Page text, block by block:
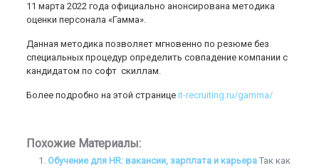
11 марта 2022 года официально анонсирована методика
оценки персонала «Гамма».
Данная методика позволяет мгновенно по резюме без
специальных процедур определить совпадение компании с
кандидатом по софт скиллам.
Более подробно на этой страницеit-recruiting.ru/gamma/
Похожие Материалы:
Обучение для HR: вакансии, зарплата и карьера Так как